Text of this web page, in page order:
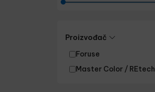
Proizvođač
Foruse
Master Color / REtech